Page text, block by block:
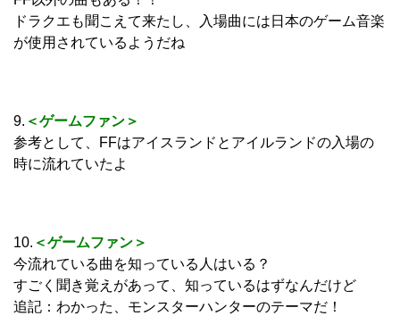
ドラクエも聞こえて来たし、入場曲には日本のゲーム音楽
が使用されているようだね
9. ＜ゲームファン＞
参考として、FFはアイスランドとアイルランドの入場の
時に流れていたよ
10. ＜ゲームファン＞
今流れている曲を知っている人はいる？
すごく聞き覚えがあって、知っているはずなんだけど
追記：わかった、モンスターハンターのテーマだ！